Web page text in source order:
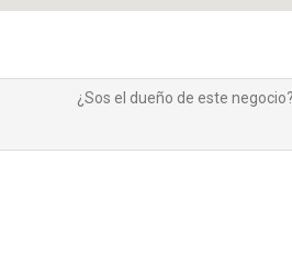
¿Sos el dueño de este